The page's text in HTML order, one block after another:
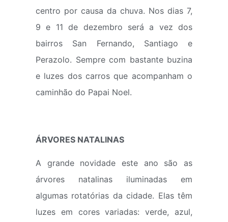
centro por causa da chuva. Nos dias 7,
9 e 11 de dezembro será a vez dos
bairros San Fernando, Santiago e
Perazolo. Sempre com bastante buzina
e luzes dos carros que acompanham o
caminhão do Papai Noel.
ÁRVORES NATALINAS
A grande novidade este ano são as
árvores natalinas iluminadas em
algumas rotatórias da cidade. Elas têm
luzes em cores variadas: verde, azul,